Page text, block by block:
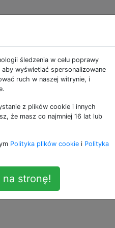
GIF w
z Androidem?
—
śledzenia w celu poprawy
wyświetlać spersonalizowane
ruch w naszej witrynie, i
z plików cookie i innych
że masz co najmniej 16 lat lub
Polityka plików cookie i Polityka
stronę!